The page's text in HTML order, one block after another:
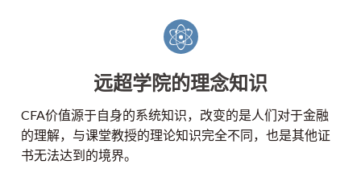
远超学院的理念知识
CFA价值源于自身的系统知识，改变的是人们对于金融
的理解，与课堂教授的理论知识完全不同，也是其他证
书无法达到的境界。